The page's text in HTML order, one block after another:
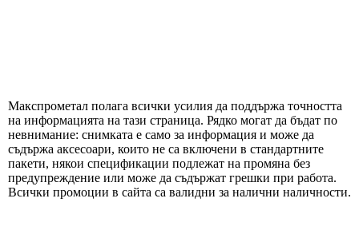
Макспрометал полага всички усилия да поддържа точността
на информацията на тази страница. Рядко могат да бъдат по
невнимание: снимката е само за информация и може да
съдържа аксесоари, които не са включени в стандартните
пакети, някои спецификации подлежат на промяна без
предупреждение или може да съдържат грешки при работа.
Всички промоции в сайта са валидни за налични наличности.